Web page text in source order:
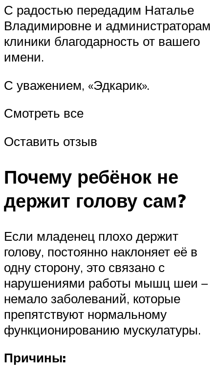
С радостью передадим Наталье
Владимировне и администраторам
клиники благодарность от вашего
имени.
С уважением, «Эдкарик».
Смотреть все
Оставить отзыв
Почему ребёнок не
держит голову сам?
Если младенец плохо держит
голову, постоянно наклоняет её в
одну сторону, это связано с
нарушениями работы мышц шеи –
немало заболеваний, которые
препятствуют нормальному
функционированию мускулатуры.
Причины: